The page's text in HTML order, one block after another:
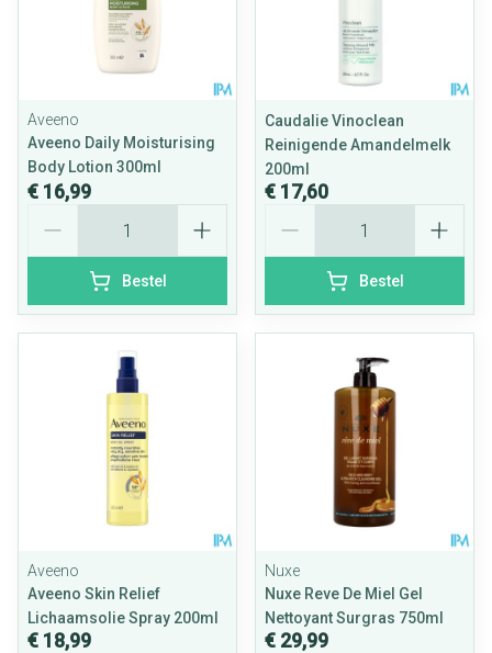
Aveeno
Aveeno Daily Moisturising
Body Lotion 300ml
€ 16,99
Bestel
Caudalie Vinoclean
Reinigende Amandelmelk
200ml
€ 17,60
Bestel
Aveeno
Aveeno Skin Relief
Lichaamsolie Spray 200ml
€ 18,99
Nuxe
Nuxe Reve De Miel Gel
Nettoyant Surgras 750ml
€ 29,99